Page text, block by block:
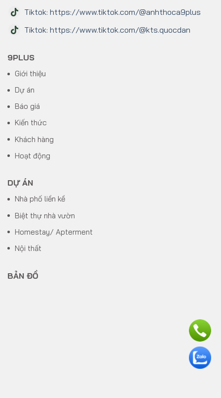
Tiktok: https://www.tiktok.com/@anhthoca9plus
Tiktok: https://www.tiktok.com/@kts.quocdan
9PLUS
Giới thiệu
Dự án
Báo giá
Kiến thức
Khách hàng
Hoạt động
DỰ ÁN
Nhà phố liền kề
Biệt thự nhà vườn
Homestay/ Apterment
Nội thất
BẢN ĐỒ